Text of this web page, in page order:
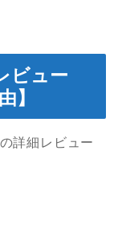
ビュー
】
詳細レビュー